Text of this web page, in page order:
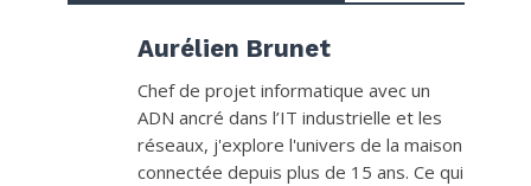
Aurélien Brunet
Chef de projet informatique avec un
ADN ancré dans l’IT industrielle et les
réseaux, j'explore l'univers de la maison
connectée depuis plus de 15 ans. Ce qui